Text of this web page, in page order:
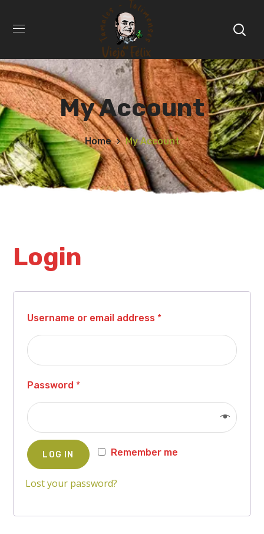
My Account
Home My Account
Login
Username or email address *
Password *
Remember me
LOG IN
Lost your password?